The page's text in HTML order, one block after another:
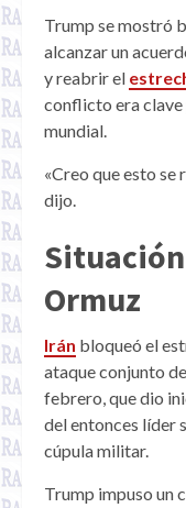
Trump se mostró
alcanzar un
y reabrir el
conflicto era clave
mundial.
«Creo que esto se
dijo.
Ormuz
Irán bloqueó el
ataque conjunto
febrero, que dio
del entonces líder
cúpula militar.
Trump impuso un